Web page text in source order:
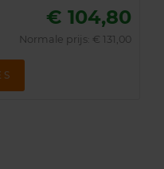
€ 104,80
Normale prijs: € 131,00